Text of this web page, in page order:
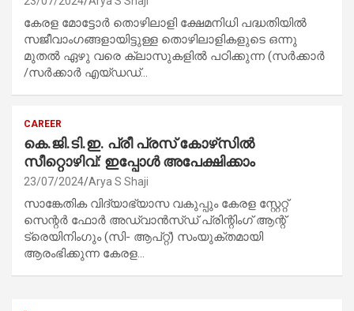
കേരള മോട്ടോര്‍ തൊഴിലാളി ക്ഷേമനിധി പദ്ധതിയില്‍
സജീവാംഗങ്ങളായിട്ടുള്ള തൊഴിലാളികളുടെ ഒന്നു
മുതല്‍ ഏഴു വരെ ക്ലാസുകളില്‍ പഠിക്കുന്ന (സര്‍ക്കാര്‍
/സര്‍ക്കാര്‍ എയ്ഡഡ്…
CAREER
കെ.ജി.ടി.ഇ. പ്രീ പ്രസ് കോഴ്‌സിൽ
സീറ്റൊഴിവ്: ഇപ്പോൾ അപേക്ഷിക്കാം
23/07/2024 Arya S Shaji
സാങ്കേതിക വിദ്യാഭ്യാസ വകുപ്പും കേരള സ്റ്റേറ്റ്
സെന്റര്‍ ഫോര്‍ അഡ്വാന്‍സ്ഡ് പ്രിന്റിംഗ് ആന്റ്
ട്രെയിനിംഗും (സി- ആപ്റ്റ്) സംയുക്തമായി
ആരംഭിക്കുന്ന കേരള…